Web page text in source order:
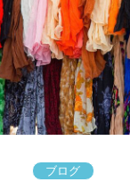
ブログ